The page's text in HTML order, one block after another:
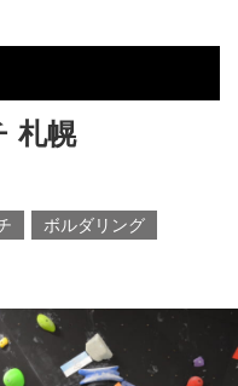
札幌
ボルダリング